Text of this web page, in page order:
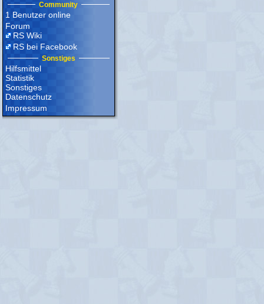
Community
1 Benutzer online
Forum
RS Wiki
RS bei Facebook
Sonstiges
Hilfsmittel
Statistik
Sonstiges
Datenschutz
Impressum